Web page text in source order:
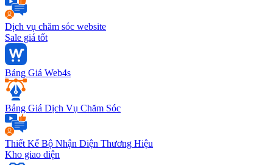
Dịch vụ chăm sóc website
Sale giá tốt
Bảng Giá Web4s
Bảng Giá Dịch Vụ Chăm Sóc
Thiết Kế Bộ Nhận Diện Thương Hiệu
Kho giao diện